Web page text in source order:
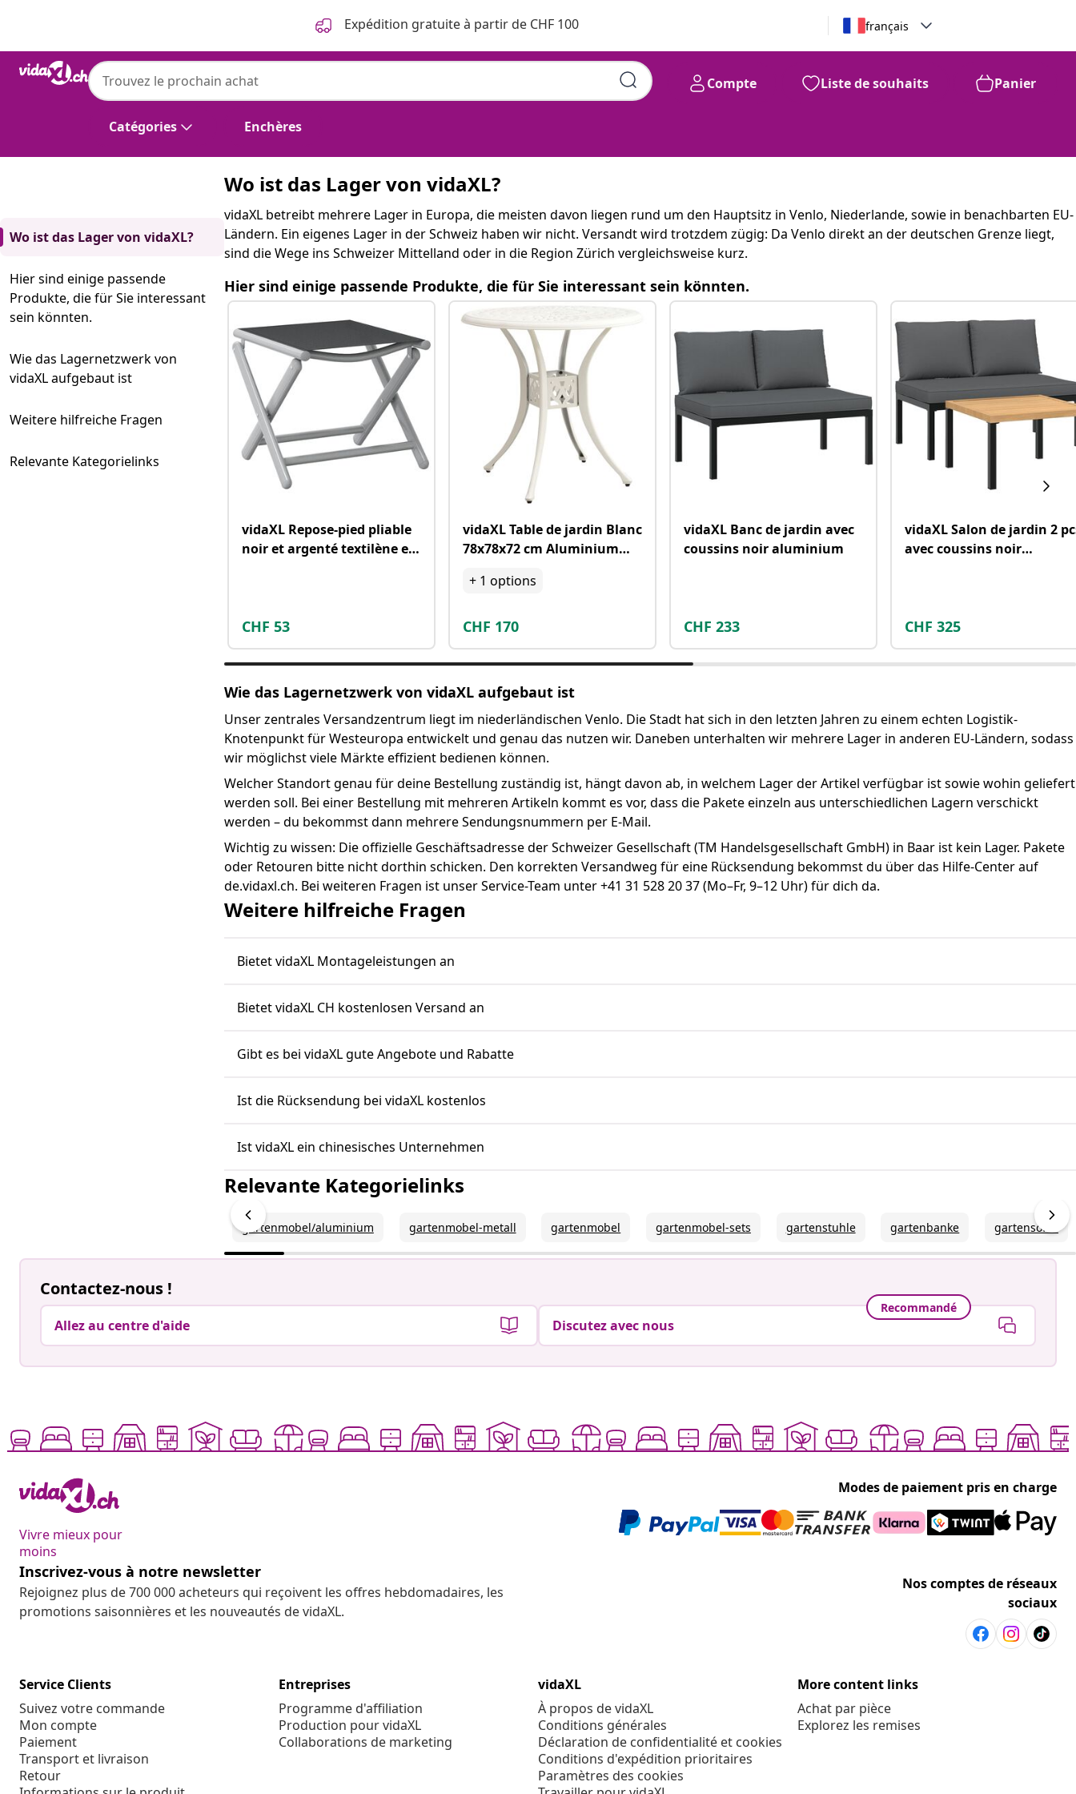
Expédition gratuite à partir de CHF 100 français
Catégories Enchères
Compte Liste de souhaits Panier
Wo ist das Lager von vidaXL?
Hier sind einige passende
Produkte, die für Sie interessant
sein könnten.
Wie das Lagernetzwerk von
vidaXL aufgebaut ist
Weitere hilfreiche Fragen
Relevante Kategorielinks
Wo ist das Lager von vidaXL?
vidaXL betreibt mehrere Lager in Europa, die meisten davon liegen rund um den Hauptsitz in Venlo, Niederlande, sowie in benachbarten EU-
Ländern. Ein eigenes Lager in der Schweiz haben wir nicht. Versandt wird trotzdem zügig: Da Venlo direkt an der deutschen Grenze liegt,
sind die Wege ins Schweizer Mittelland oder in die Region Zürich vergleichsweise kurz.
Hier sind einige passende Produkte, die für Sie interessant sein könnten.
vidaXL Repose-pied pliable
noir et argenté textilène et
CHF 53
vidaXL Table de jardin Blanc
78x78x72 cm Aluminium
+ 1 options
CHF 170
vidaXL Banc de jardin avec
coussins noir aluminium
CHF 233
vidaXL Salon de jardin 2
avec coussins noir
CHF 325
Wie das Lagernetzwerk von vidaXL aufgebaut ist
Unser zentrales Versandzentrum liegt im niederländischen Venlo. Die Stadt hat sich in den letzten Jahren zu einem echten Logistik-
Knotenpunkt für Westeuropa entwickelt und genau das nutzen wir. Daneben unterhalten wir mehrere Lager in anderen EU-Ländern, sodass
wir möglichst viele Märkte effizient bedienen können.
Welcher Standort genau für deine Bestellung zuständig ist, hängt davon ab, in welchem Lager der Artikel verfügbar ist sowie wohin geliefert
werden soll. Bei einer Bestellung mit mehreren Artikeln kommt es vor, dass die Pakete einzeln aus unterschiedlichen Lagern verschickt
werden – du bekommst dann mehrere Sendungsnummern per E-Mail.
Wichtig zu wissen: Die offizielle Geschäftsadresse der Schweizer Gesellschaft (TM Handelsgesellschaft GmbH) in Baar ist kein Lager. Pakete
oder Retouren bitte nicht dorthin schicken. Den korrekten Versandweg für eine Rücksendung bekommst du über das Hilfe-Center auf
de.vidaxl.ch. Bei weiteren Fragen ist unser Service-Team unter +41 31 528 20 37 (Mo–Fr, 9–12 Uhr) für dich da.
Weitere hilfreiche Fragen
Bietet vidaXL Montageleistungen an
Bietet vidaXL CH kostenlosen Versand an
Gibt es bei vidaXL gute Angebote und Rabatte
Ist die Rücksendung bei vidaXL kostenlos
Ist vidaXL ein chinesisches Unternehmen
Relevante Kategorielinks
gartenmobel/aluminium gartenmobel-metall gartenmobel gartenmobel-sets gartenstuhle gartenbanke gartensofas
Contactez-nous !
Allez au centre d'aide
Recommandé
Discutez avec nous
Vivre mieux pour
moins
Modes de paiement pris en charge
Inscrivez-vous à notre newsletter
Rejoignez plus de 700 000 acheteurs qui reçoivent les offres hebdomadaires, les
promotions saisonnières et les nouveautés de vidaXL.
Nos comptes de réseaux
sociaux
Service Clients
Suivez votre commande
Mon compte
Paiement
Transport et livraison
Retour
Entreprises
Programme d'affiliation
Production pour vidaXL
Collaborations de marketing
vidaXL
À propos de vidaXL
Conditions générales
Déclaration de confidentialité et cookies
Conditions d'expédition prioritaires
Paramètres des cookies
More content links
Achat par pièce
Explorez les remises